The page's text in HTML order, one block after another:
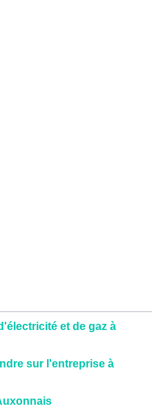
et de gaz à
sur l'entreprise à